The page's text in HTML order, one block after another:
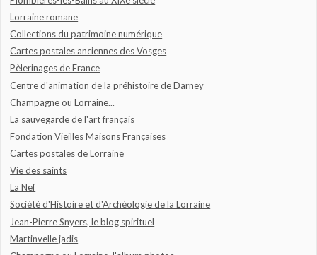
Lorraine romane
Collections du patrimoine numérique
Cartes postales anciennes des Vosges
Pèlerinages de France
Centre d'animation de la préhistoire de Darney
Champagne ou Lorraine...
La sauvegarde de l'art français
Fondation Vieilles Maisons Françaises
Cartes postales de Lorraine
Vie des saints
La Nef
Société d'Histoire et d'Archéologie de la Lorraine
Jean-Pierre Snyers, le blog spirituel
Martinvelle jadis